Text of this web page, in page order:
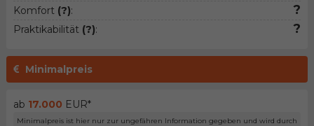
Komfort (?): ?
Praktikabilität (?): ?
Minimalpreis
ab 17.000 EUR*
Minimalpreis ist hier nur zur ungefähren Information gegeben und wird durch